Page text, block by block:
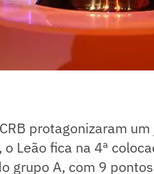
protagonizaram
Leão fica na 4ª
grupo A, com 9